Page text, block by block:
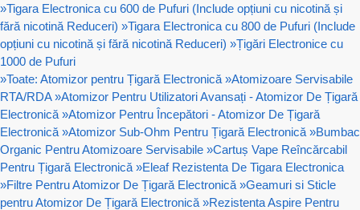
»Tigara Electronica cu 600 de Pufuri (Include opțiuni cu nicotină și
fără nicotină Reduceri) »Tigara Electronica cu 800 de Pufuri (Include
opțiuni cu nicotină și fără nicotină Reduceri) »Țigări Electronice cu
1000 de Pufuri
»Toate: Atomizor pentru Țigară Electronică »Atomizoare Servisabile
RTA/RDA »Atomizor Pentru Utilizatori Avansați - Atomizor De Țigară
Electronică »Atomizor Pentru Începători - Atomizor De Țigară
Electronică »Atomizor Sub-Ohm Pentru Țigară Electronică »Bumbac
Organic Pentru Atomizoare Servisabile »Cartuș Vape Reîncărcabil
Pentru Țigară Electronică »Eleaf Rezistenta De Tigara Electronica
»Filtre Pentru Atomizor De Țigară Electronică »Geamuri si Sticle
pentru Atomizor De Țigară Electronică »Rezistenta Aspire Pentru